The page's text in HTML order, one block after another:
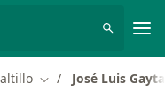
Cambiar de ciudad
José Luis